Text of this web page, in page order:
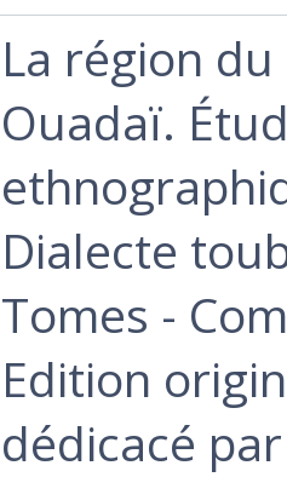
‎La région
Ouadaï.
Dialecte
Tomes -
Edition
dédicacé